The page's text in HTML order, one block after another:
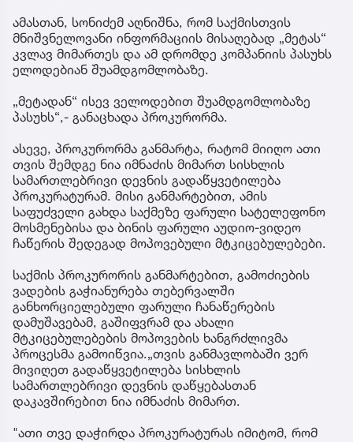
ამასთან, სონიძემ აღნიშნა, რომ საქმისთვის
მნიშვნელოვანი ინფორმაციის მისაღებად „მეტას“
კვლავ მიმართეს და ამ დრომდე კომპანიის პასუხს
ელოდებიან შუამდგომლობაზე.
„მეტადან“ ისევ ველოდებით შუამდგომლობაზე
პასუხს“,- განაცხადა პროკურორმა.
ასევე, პროკურორმა განმარტა, რატომ მიიღო ათი
თვის შემდგე ნია იმნაძის მიმართ სისხლის
სამართლებრივი დევნის გადაწყვეტილება
პროკურატურამ. მისი განმარტებით, ამის
საფუძველი გახდა საქმეზე ფარული სატელეფონო
მოსმენებისა და ბინის ფარული აუდიო-ვიდეო
ჩაწერის შედეგად მოპოვებული მტკიცებულებები.
საქმის პროკურორის განმარტებით, გამოძიების
ვადების გაჭიანურება თებერვალში
განხორციელებული ფარული ჩანაწერების
დამუშავებამ, გაშიფვრამ და ახალი
მტკიცებულებების მოპოვების ხანგრძლივმა
პროცესმა გამოიწვია.„თვის განმავლობაში ვერ
მივიღეთ გადაწყვეტილება სისხლის
სამართლებრივი დევნის დაწყებასთან
დაკავშირებით ნია იმნაძის მიმართ.
"ათი თვე დაჭირდა პროკურატურას იმიტომ, რომ